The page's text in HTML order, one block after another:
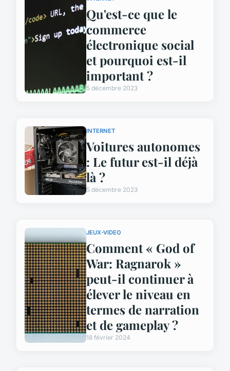
Qu'est-ce que le
commerce
électronique social
et pourquoi est-il
important ?
5 décembre 2023
INTERNET
Voitures autonomes
: Le futur est-il déjà
là ?
5 décembre 2023
JEUX-VIDEO
Comment « God of
War: Ragnarok »
peut-il continuer à
élever le niveau en
termes de narration
et de gameplay ?
18 février 2024